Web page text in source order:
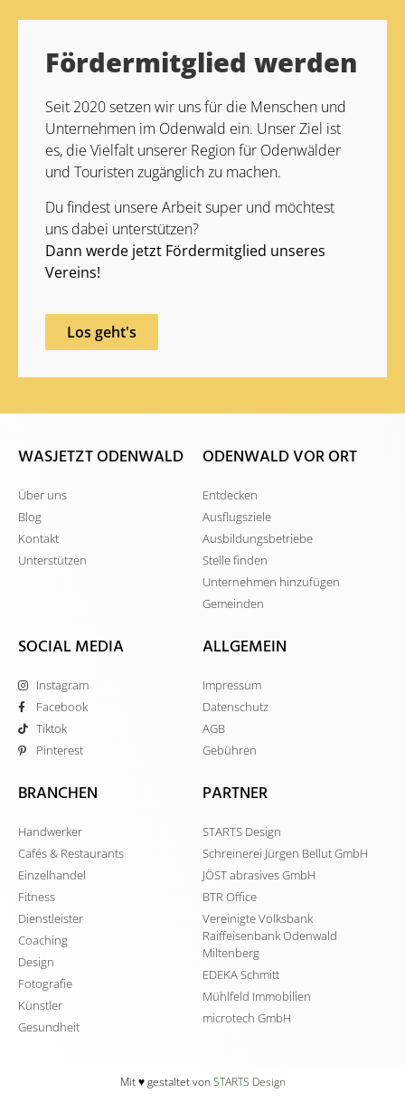
Fördermitglied werden
Seit 2020 setzen wir uns für die Menschen und
Unternehmen im Odenwald ein. Unser Ziel ist
es, die Vielfalt unserer Region für Odenwälder
und Touristen zugänglich zu machen.
Du findest unsere Arbeit super und möchtest
uns dabei unterstützen?
Dann werde jetzt Fördermitglied unseres
Vereins!
Los geht's
WASJETZT ODENWALD
Über uns
Blog
Kontakt
Unterstützen
ODENWALD VOR ORT
Entdecken
Ausflugsziele
Ausbildungsbetriebe
Stelle finden
Unternehmen hinzufügen
Gemeinden
SOCIAL MEDIA
Instagram
Facebook
Tiktok
Pinterest
ALLGEMEIN
Impressum
Datenschutz
AGB
Gebühren
BRANCHEN
Handwerker
Cafés & Restaurants
Einzelhandel
Fitness
Dienstleister
Coaching
Design
Fotografie
Künstler
Gesundheit
PARTNER
STARTS Design
Schreinerei Jürgen Bellut GmbH
JÖST abrasives GmbH
BTR Office
Vereinigte Volksbank
Raiffeisenbank Odenwald
Miltenberg
EDEKA Schmitt
Mühlfeld Immobilien
microtech GmbH
Mit ♥️ gestaltet von STARTS Design